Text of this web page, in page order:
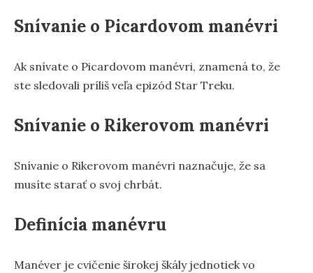
Snívanie o Picardovom manévri
Ak snívate o Picardovom manévri, znamená to, že
ste sledovali príliš veľa epizód Star Treku.
Snívanie o Rikerovom manévri
Snívanie o Rikerovom manévri naznačuje, že sa
musíte starať o svoj chrbát.
Definícia manévru
Manéver je cvičenie širokej škály jednotiek vo